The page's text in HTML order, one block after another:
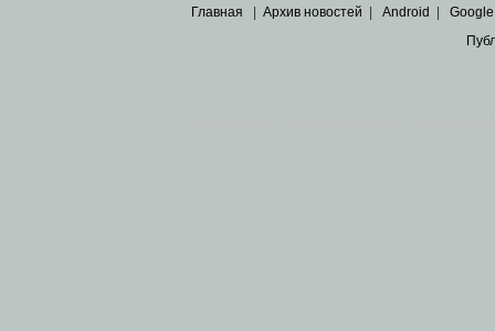
Главная | Архив новостей | Android | Google